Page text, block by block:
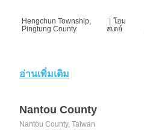
Hengchun Township,
Pingtung County
โฮม
สเตย์
อ่านเพิ่มเติม
Nantou County
Nantou County, Taiwan